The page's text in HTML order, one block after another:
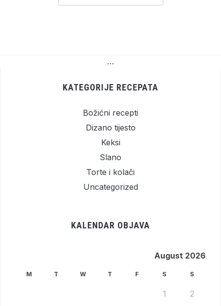
…
KATEGORIJE RECEPATA
Božićni recepti
Dizano tijesto
Keksi
Slano
Torte i kolači
Uncategorized
KALENDAR OBJAVA
August 2026
M T W T F S S
1 2